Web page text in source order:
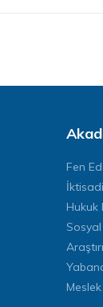
Fen
Hukuk